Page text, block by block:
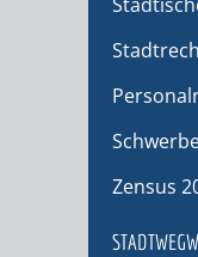
Zensus